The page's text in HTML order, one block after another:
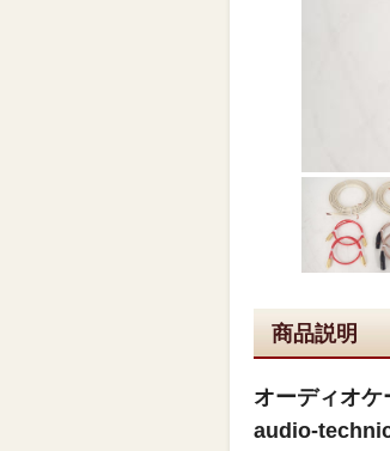
商品説明
オーディオ
audio-